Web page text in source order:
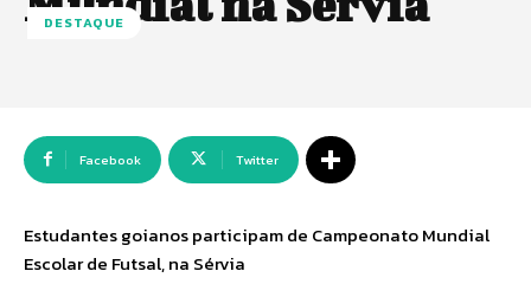
DESTAQUE
Facebook Twitter
Estudantes goianos participam de Campeonato Mundial
Escolar de Futsal, na Sérvia